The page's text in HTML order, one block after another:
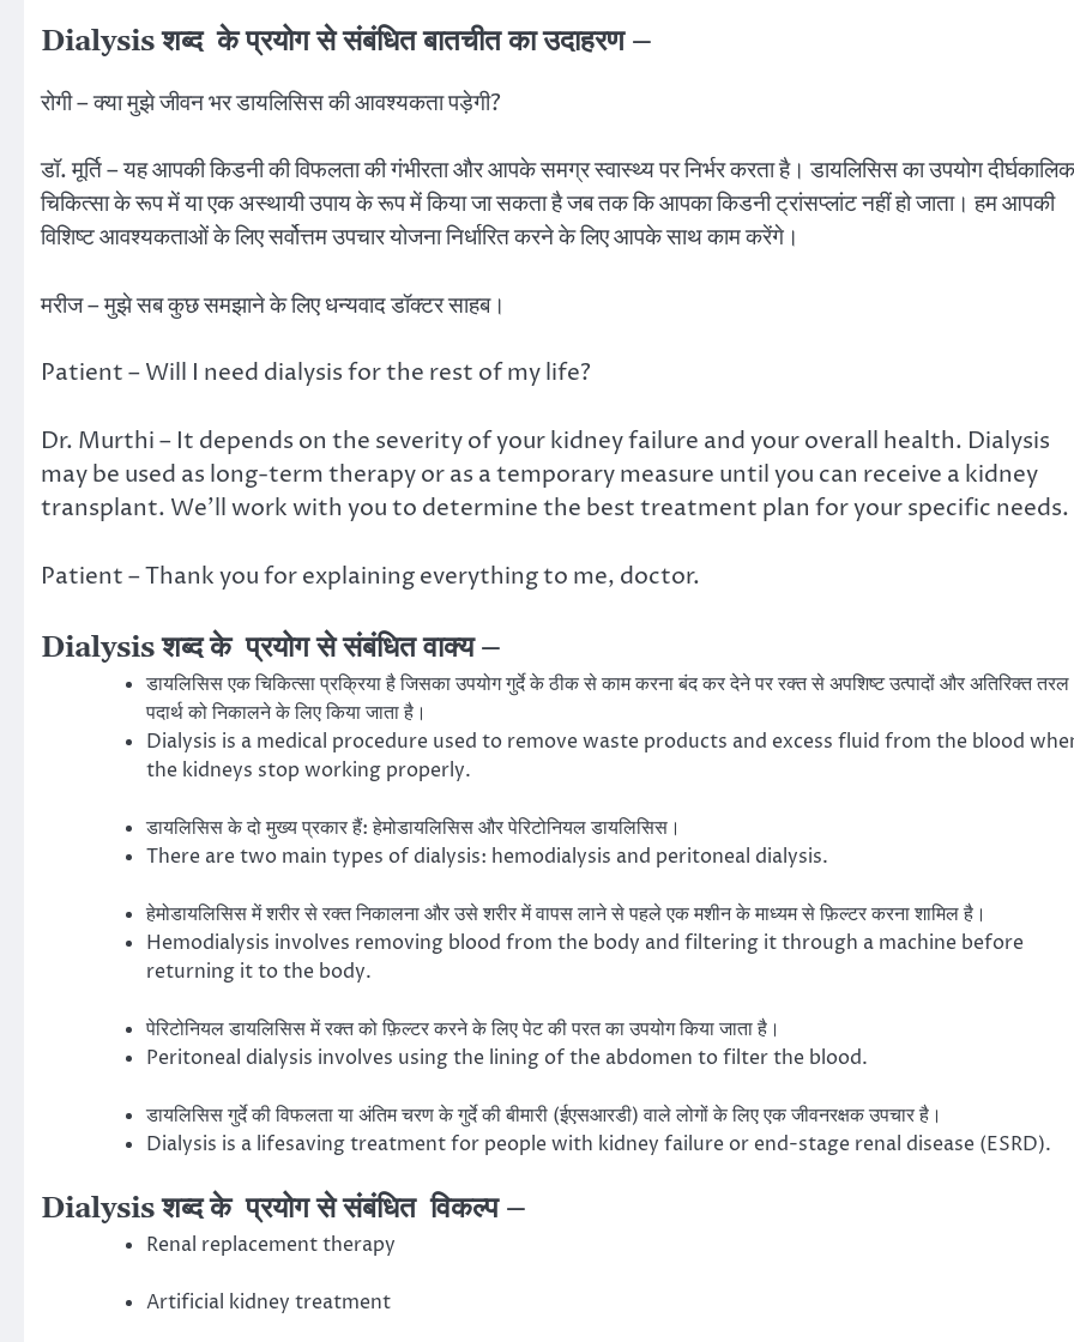
Dialysis शब्द के प्रयोग से संबंधित बातचीत का उदाहरण –
रोगी – क्या मुझे जीवन भर डायलिसिस की आवश्यकता पड़ेगी?
डॉ. मूर्ति – यह आपकी किडनी की विफलता की गंभीरता और आपके समग्र स्वास्थ्य पर निर्भर करता है। डायलिसिस का उपयोग दीर्घकालिक
चिकित्सा के रूप में या एक अस्थायी उपाय के रूप में किया जा सकता है जब तक कि आपका किडनी ट्रांसप्लांट नहीं हो जाता। हम आपकी
विशिष्ट आवश्यकताओं के लिए सर्वोत्तम उपचार योजना निर्धारित करने के लिए आपके साथ काम करेंगे।
मरीज – मुझे सब कुछ समझाने के लिए धन्यवाद डॉक्टर साहब।
Patient – Will I need dialysis for the rest of my life?
Dr. Murthi – It depends on the severity of your kidney failure and your overall health. Dialysis
may be used as long-term therapy or as a temporary measure until you can receive a kidney
transplant. We’ll work with you to determine the best treatment plan for your specific needs.
Patient – Thank you for explaining everything to me, doctor.
Dialysis शब्द के प्रयोग से संबंधित वाक्य –
डायलिसिस एक चिकित्सा प्रक्रिया है जिसका उपयोग गुर्दे के ठीक से काम करना बंद कर देने पर रक्त से अपशिष्ट उत्पादों और अतिरिक्त तरल
पदार्थ को निकालने के लिए किया जाता है।
Dialysis is a medical procedure used to remove waste products and excess fluid from the blood
the kidneys stop working properly.
डायलिसिस के दो मुख्य प्रकार हैं: हेमोडायलिसिस और पेरिटोनियल डायलिसिस।
There are two main types of dialysis: hemodialysis and peritoneal dialysis.
हेमोडायलिसिस में शरीर से रक्त निकालना और उसे शरीर में वापस लाने से पहले एक मशीन के माध्यम से फ़िल्टर करना शामिल है।
Hemodialysis involves removing blood from the body and filtering it through a machine before
returning it to the body.
पेरिटोनियल डायलिसिस में रक्त को फ़िल्टर करने के लिए पेट की परत का उपयोग किया जाता है।
Peritoneal dialysis involves using the lining of the abdomen to filter the blood.
डायलिसिस गुर्दे की विफलता या अंतिम चरण के गुर्दे की बीमारी (ईएसआरडी) वाले लोगों के लिए एक जीवनरक्षक उपचार है।
Dialysis is a lifesaving treatment for people with kidney failure or end-stage renal disease (ESRD).
Dialysis शब्द के प्रयोग से संबंधित विकल्प –
Renal replacement therapy
Artificial kidney treatment